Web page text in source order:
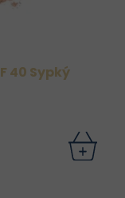
40 Sypký